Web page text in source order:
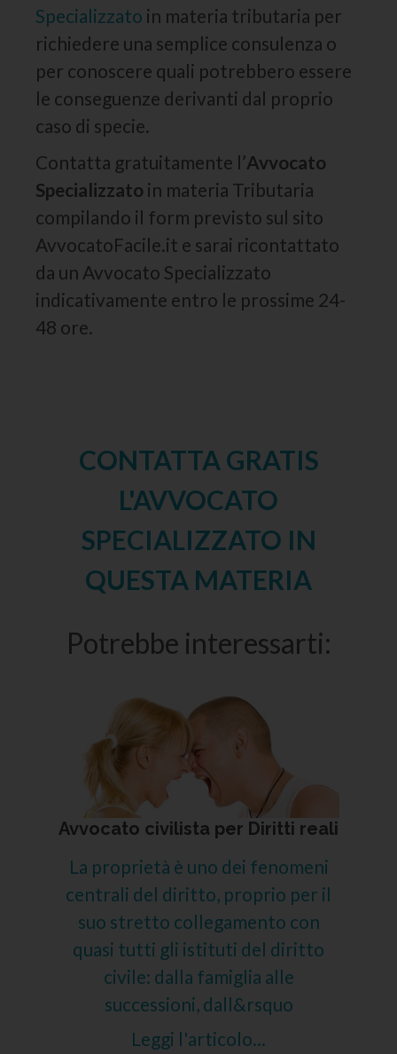
Specializzato in materia tributaria per
richiedere una semplice consulenza o
per conoscere quali potrebbero essere
le conseguenze derivanti dal proprio
caso di specie.
Contatta gratuitamente l’Avvocato
Specializzato in materia Tributaria
compilando il form previsto sul sito
AvvocatoFacile.it e sarai ricontattato
da un Avvocato Specializzato
indicativamente entro le prossime 24-
48 ore.
CONTATTA GRATIS
L'AVVOCATO
SPECIALIZZATO IN
QUESTA MATERIA
Potrebbe interessarti:
Avvocato civilista per Diritti reali
La proprietà è uno dei fenomeni
centrali del diritto, proprio per il
suo stretto collegamento con
quasi tutti gli istituti del diritto
civile: dalla famiglia alle
successioni, dall&rsquo
Leggi l'articolo...